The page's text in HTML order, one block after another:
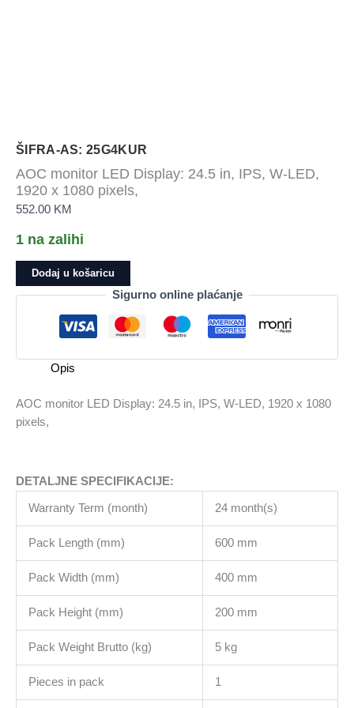
ŠIFRA-AS: 25G4KUR
AOC monitor LED Display: 24.5 in, IPS, W-LED,
1920 x 1080 pixels,
552.00 KM
1 na zalihi
AOC
monitor
in,
W-
LED,
1920
pixels,
količina
Dodaj u košaricu
Sigurno online plaćanje
Opis
AOC monitor LED Display: 24.5 in, IPS, W-LED, 1920 x 1080
pixels,
DETALJNE SPECIFIKACIJE:
Warranty Term (month) 24 month(s)
Pack Length (mm) 600 mm
Pack Width (mm) 400 mm
Pack Height (mm) 200 mm
Pack Weight Brutto (kg) 5 kg
Pieces in pack 1